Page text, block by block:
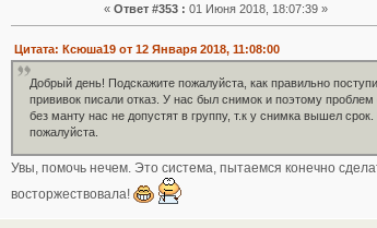
« Ответ #353 : 01 Июня 2018, 18:07:39 »
Цитата: Ксюша19 от 12 Января 2018, 11:08:00
Добрый день! Подскажите пожалуйста, как правильно
прививок писали отказ. У нас был снимок и поэтому
без манту нас не допустят в группу, т.к у снимка вышел
пожалуйста.
Увы, помочь нечем. Это система, пытаемся конечно
восторжествовала!